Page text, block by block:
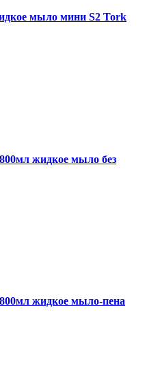
мыло мини S2 Tork
жидкое мыло без
жидкое мыло-пена